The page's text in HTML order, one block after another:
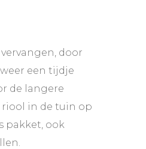
door
een tijdje
de langere
in de tuin op
pakket, ook